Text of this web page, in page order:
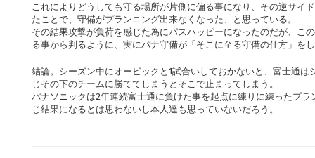
これによりどうしても守る場所が片側に偏る事になり、その逆サイ
たことで、守備がプランニング出来なくなった、と思っている。
その結果攻撃が負荷を感じた為にパスハッピーになったのだが、こ
る事から判るように、実にパナ守備が「そこに至る守備の仕方」を
結論。シーズン中にオービックと1試合いしておかないと、富士通
じその下のチームに勝ててしまうとそこで止まってしまう。
パナソニックは2年連続富士通に負けた事を起点に練りに練ったプ
じ結果になるとは思わないし本人達も思っていないだろう。